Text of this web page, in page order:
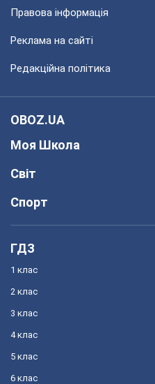
Правова інформація
Реклама на сайті
Редакційна політика
OBOZ.UA
Моя Школа
Світ
Спорт
ГДЗ
1 клас
2 клас
3 клас
4 клас
5 клас
6 клас